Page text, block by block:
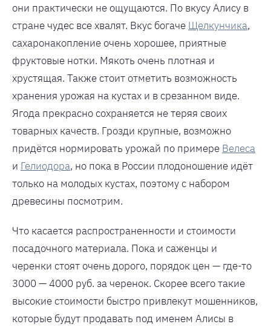
они практически не ощущаются. По вкусу Алису в
стране чудес все хвалят. Вкус богаче Щелкунчика,
сахаронакопление очень хорошее, приятные
фруктовые нотки. Мякоть очень плотная и
хрустящая. Также стоит отметить возможность
хранения урожая на кустах и в срезанном виде.
Ягода прекрасно сохраняется не теряя своих
товарных качеств. Грозди крупные, возможно
придётся нормировать урожай по примере Велеса
и Гелиодора, но пока в России плодоношение идёт
только на молодых кустах, поэтому с набором
древесины посмотрим.
Что касается распространенности и стоимости
посадочного материала. Пока и саженцы и
черенки стоят очень дорого, порядок цен — где-то
3000 — 4000 руб. за черенок. Скорее всего такие
высокие стоимости быстро привлекут мошенников,
которые будут продавать под именем Алисы в